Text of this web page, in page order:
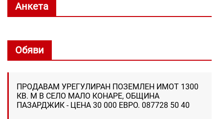
Анкета
Обяви
ПРОДАВАМ УРЕГУЛИРАН ПОЗЕМЛЕН ИМОТ 1300
КВ. М В СЕЛО МАЛО КОНАРЕ, ОБЩИНА
ПАЗАРДЖИК - ЦЕНА 30 000 ЕВРО. 087728 50 40